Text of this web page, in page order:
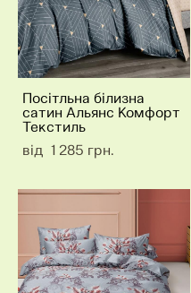
Посітльна білизна
сатин Альянс Комфорт
Текстиль
від 1 285 грн.